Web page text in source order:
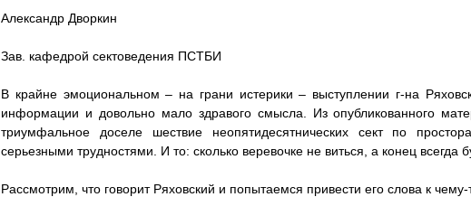
Александр Дворкин
Зав. кафедрой сектоведения ПСТБИ
В крайне эмоциональном – на грани истерики – выступлении г-на
информации и довольно мало здравого смысла. Из опубликованного
триумфальное доселе шествие неопятидесятнических сект по
серьезными трудностями. И то: сколько веревочке не виться, а конец всегда
Рассмотрим, что говорит Ряховский и попытаемся привести его слова к чему-